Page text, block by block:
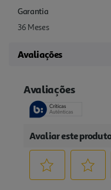
Garantia
36 Meses
Avaliações